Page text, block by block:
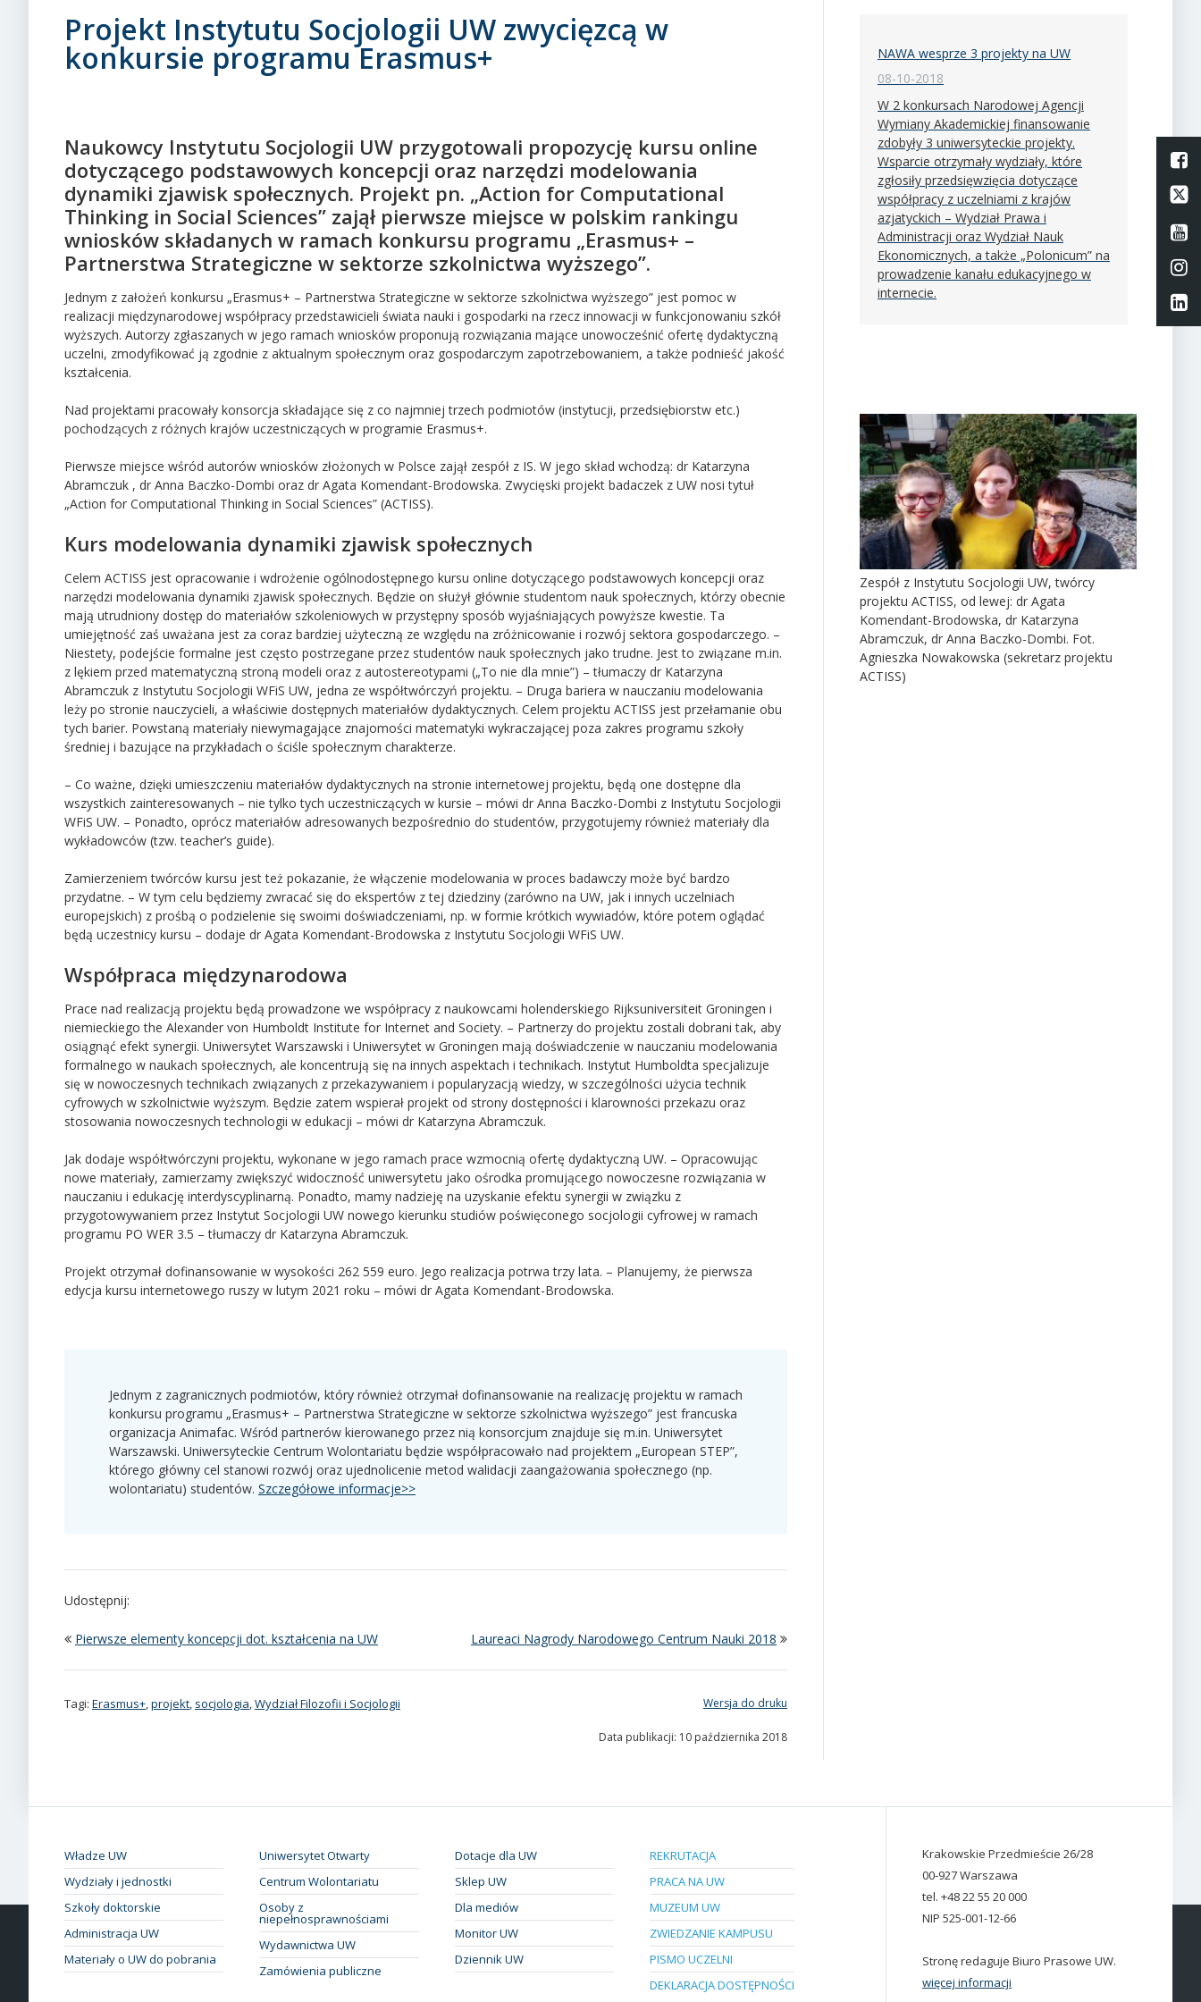
Projekt Instytutu Socjologii UW zwycięzcą w
konkursie programu Erasmus+
Naukowcy Instytutu Socjologii UW przygotowali propozycję kursu online
dotyczącego podstawowych koncepcji oraz narzędzi modelowania
dynamiki zjawisk społecznych. Projekt pn. „Action for Computational
Thinking in Social Sciences” zajął pierwsze miejsce w polskim rankingu
wniosków składanych w ramach konkursu programu „Erasmus+ –
Partnerstwa Strategiczne w sektorze szkolnictwa wyższego”.
Jednym z założeń konkursu „Erasmus+ – Partnerstwa Strategiczne w sektorze szkolnictwa wyższego” jest pomoc w
realizacji międzynarodowej współpracy przedstawicieli świata nauki i gospodarki na rzecz innowacji w funkcjonowaniu szkół
wyższych. Autorzy zgłaszanych w jego ramach wniosków proponują rozwiązania mające unowocześnić ofertę dydaktyczną
uczelni, zmodyfikować ją zgodnie z aktualnym społecznym oraz gospodarczym zapotrzebowaniem, a także podnieść jakość
kształcenia.
Nad projektami pracowały konsorcja składające się z co najmniej trzech podmiotów (instytucji, przedsiębiorstw etc.)
pochodzących z różnych krajów uczestniczących w programie Erasmus+.
Pierwsze miejsce wśród autorów wniosków złożonych w Polsce zajął zespół z IS. W jego skład wchodzą: dr Katarzyna
Abramczuk , dr Anna Baczko-Dombi oraz dr Agata Komendant-Brodowska. Zwycięski projekt badaczek z UW nosi tytuł
„Action for Computational Thinking in Social Sciences” (ACTISS).
Kurs modelowania dynamiki zjawisk społecznych
Celem ACTISS jest opracowanie i wdrożenie ogólnodostępnego kursu online dotyczącego podstawowych koncepcji oraz
narzędzi modelowania dynamiki zjawisk społecznych. Będzie on służył głównie studentom nauk społecznych, którzy obecnie
mają utrudniony dostęp do materiałów szkoleniowych w przystępny sposób wyjaśniających powyższe kwestie. Ta
umiejętność zaś uważana jest za coraz bardziej użyteczną ze względu na zróżnicowanie i rozwój sektora gospodarczego. –
Niestety, podejście formalne jest często postrzegane przez studentów nauk społecznych jako trudne. Jest to związane m.in.
z lękiem przed matematyczną stroną modeli oraz z autostereotypami („To nie dla mnie”) – tłumaczy dr Katarzyna
Abramczuk z Instytutu Socjologii WFiS UW, jedna ze współtwórczyń projektu. – Druga bariera w nauczaniu modelowania
leży po stronie nauczycieli, a właściwie dostępnych materiałów dydaktycznych. Celem projektu ACTISS jest przełamanie obu
tych barier. Powstaną materiały niewymagające znajomości matematyki wykraczającej poza zakres programu szkoły
średniej i bazujące na przykładach o ściśle społecznym charakterze.
– Co ważne, dzięki umieszczeniu materiałów dydaktycznych na stronie internetowej projektu, będą one dostępne dla
wszystkich zainteresowanych – nie tylko tych uczestniczących w kursie – mówi dr Anna Baczko-Dombi z Instytutu Socjologii
WFiS UW. – Ponadto, oprócz materiałów adresowanych bezpośrednio do studentów, przygotujemy również materiały dla
wykładowców (tzw. teacher’s guide).
Zamierzeniem twórców kursu jest też pokazanie, że włączenie modelowania w proces badawczy może być bardzo
przydatne. – W tym celu będziemy zwracać się do ekspertów z tej dziedziny (zarówno na UW, jak i innych uczelniach
europejskich) z prośbą o podzielenie się swoimi doświadczeniami, np. w formie krótkich wywiadów, które potem oglądać
będą uczestnicy kursu – dodaje dr Agata Komendant-Brodowska z Instytutu Socjologii WFiS UW.
Współpraca międzynarodowa
Prace nad realizacją projektu będą prowadzone we współpracy z naukowcami holenderskiego Rijksuniversiteit Groningen i
niemieckiego the Alexander von Humboldt Institute for Internet and Society. – Partnerzy do projektu zostali dobrani tak, aby
osiągnąć efekt synergii. Uniwersytet Warszawski i Uniwersytet w Groningen mają doświadczenie w nauczaniu modelowania
formalnego w naukach społecznych, ale koncentrują się na innych aspektach i technikach. Instytut Humboldta specjalizuje
się w nowoczesnych technikach związanych z przekazywaniem i popularyzacją wiedzy, w szczególności użycia technik
cyfrowych w szkolnictwie wyższym. Będzie zatem wspierał projekt od strony dostępności i klarowności przekazu oraz
stosowania nowoczesnych technologii w edukacji – mówi dr Katarzyna Abramczuk.
Jak dodaje współtwórczyni projektu, wykonane w jego ramach prace wzmocnią ofertę dydaktyczną UW. – Opracowując
nowe materiały, zamierzamy zwiększyć widoczność uniwersytetu jako ośrodka promującego nowoczesne rozwiązania w
nauczaniu i edukację interdyscyplinarną. Ponadto, mamy nadzieję na uzyskanie efektu synergii w związku z
przygotowywaniem przez Instytut Socjologii UW nowego kierunku studiów poświęconego socjologii cyfrowej w ramach
programu PO WER 3.5 – tłumaczy dr Katarzyna Abramczuk.
Projekt otrzymał dofinansowanie w wysokości 262 559 euro. Jego realizacja potrwa trzy lata. – Planujemy, że pierwsza
edycja kursu internetowego ruszy w lutym 2021 roku – mówi dr Agata Komendant-Brodowska.
Jednym z zagranicznych podmiotów, który również otrzymał dofinansowanie na realizację projektu w ramach
konkursu programu „Erasmus+ – Partnerstwa Strategiczne w sektorze szkolnictwa wyższego” jest francuska
organizacja Animafac. Wśród partnerów kierowanego przez nią konsorcjum znajduje się m.in. Uniwersytet
Warszawski. Uniwersyteckie Centrum Wolontariatu będzie współpracowało nad projektem „European STEP”,
którego główny cel stanowi rozwój oraz ujednolicenie metod walidacji zaangażowania społecznego (np.
wolontariatu) studentów. Szczegółowe informacje>>
Udostępnij:
Pierwsze elementy koncepcji dot. kształcenia na UW Laureaci Nagrody Narodowego Centrum Nauki 2018
Tagi: Erasmus+,projekt, socjologia,Wydział Filozofii i Socjologii Wersja do druku
Data publikacji: 10 października 2018
NAWA wesprze 3 projekty na UW
08-10-2018
W 2 konkursach Narodowej Agencji
Wymiany Akademickiej finansowanie
zdobyły 3 uniwersyteckie projekty.
Wsparcie otrzymały wydziały, które
zgłosiły przedsięwzięcia dotyczące
współpracy z uczelniami z krajów
azjatyckich – Wydział Prawa i
Administracji oraz Wydział Nauk
Ekonomicznych, a także „Polonicum” na
prowadzenie kanału edukacyjnego w
internecie.
Zespół z Instytutu Socjologii UW, twórcy
projektu ACTISS, od lewej: dr Agata
Komendant-Brodowska, dr Katarzyna
Abramczuk, dr Anna Baczko-Dombi. Fot.
Agnieszka Nowakowska (sekretarz projektu
ACTISS)
Władze UW
Wydziały i jednostki
Szkoły doktorskie
Administracja UW
Materiały o UW do pobrania
Uniwersytet Otwarty
Centrum Wolontariatu
Osoby z
niepełnosprawnościami
Wydawnictwa UW
Zamówienia publiczne
Dotacje dla UW
Sklep UW
Dla mediów
Monitor UW
Dziennik UW
REKRUTACJA
PRACA NA UW
MUZEUM UW
ZWIEDZANIE KAMPUSU
PISMO UCZELNI
DEKLARACJA DOSTĘPNOŚCI
Krakowskie Przedmieście 26/28
00-927 Warszawa
tel. +48 22 55 20 000
NIP 525-001-12-66
Stronę redaguje Biuro Prasowe UW.
więcej informacji